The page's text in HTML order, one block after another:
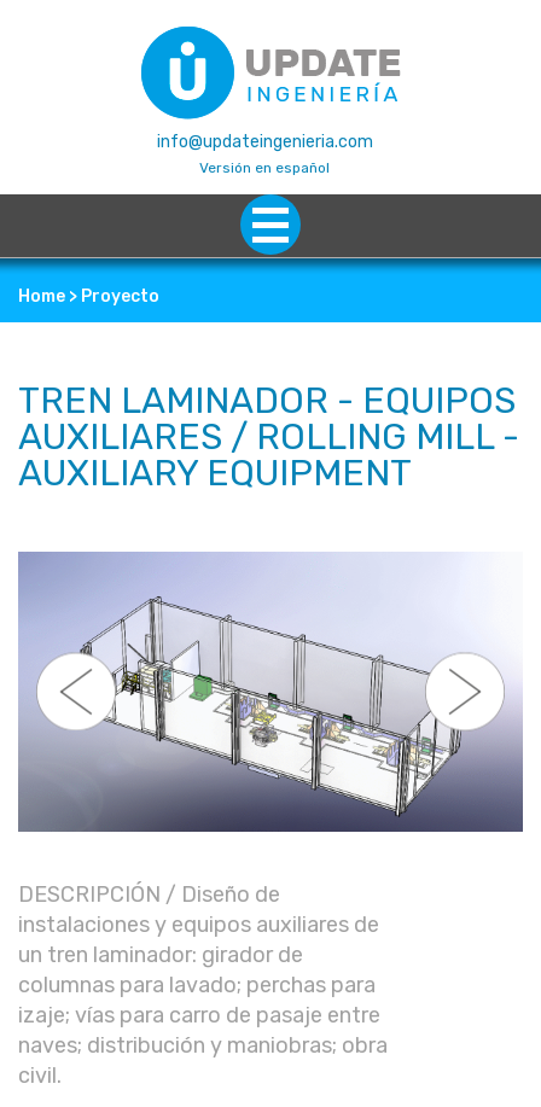
info@updateingenieria.com
Versión en español
Home > Proyecto
TREN LAMINADOR - EQUIPOS
AUXILIARES / ROLLING MILL -
AUXILIARY EQUIPMENT
DESCRIPCIÓN / Diseño de
instalaciones y equipos auxiliares de
un tren laminador: girador de
columnas para lavado; perchas para
izaje; vías para carro de pasaje entre
naves; distribución y maniobras; obra
civil.